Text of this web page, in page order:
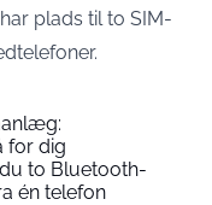
plads til to SIM-
for dig
to Bluetooth-
én telefon